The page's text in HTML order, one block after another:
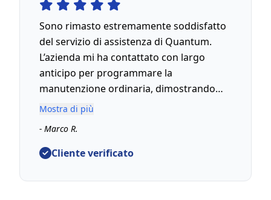
Sono rimasto estremamente soddisfatto
del servizio di assistenza di Quantum.
L’azienda mi ha contattato con largo
anticipo per programmare la
manutenzione ordinaria, dimostrando
grande attenzione al cliente. Il tecnico è
controllo completo e mi ha spiegato
dettagliatamente ogni passaggio. Grazie
depuratore funziona perfettamente.
Mostra di più
- Marco R.
Cliente verificato